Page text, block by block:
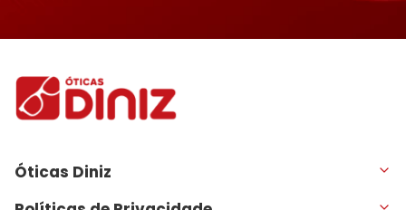
Óticas Diniz